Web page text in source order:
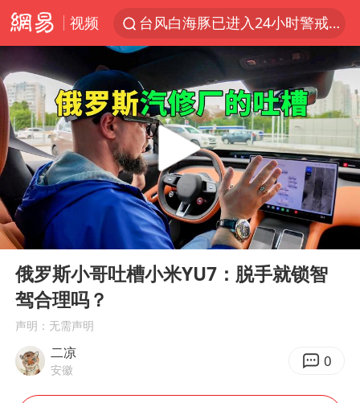
视频
台风白海豚已进入24小时警戒线
泉州市委书记张毅恭被查
秘鲁和墨西哥宣布恢复外交关系
沙特土耳其巴基斯坦签署共同防务协议
中医教你一招提升气血
台风白海豚或吞并鲸鱼 登陆地点更新
全球首个长时储能一体化产业园量产
老中医：立秋后养心是关键
秋天的第一杯奶茶到底有多火
Play
00:00 03:45
俄罗斯小哥吐槽小米YU7：脱手就锁智
驾合理吗？
声明：无需声明
二凉
安徽 0